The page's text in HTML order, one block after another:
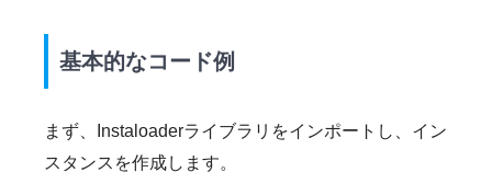
基本的なコード例
まず、Instaloaderライブラリをインポートし、イン
スタンスを作成します。